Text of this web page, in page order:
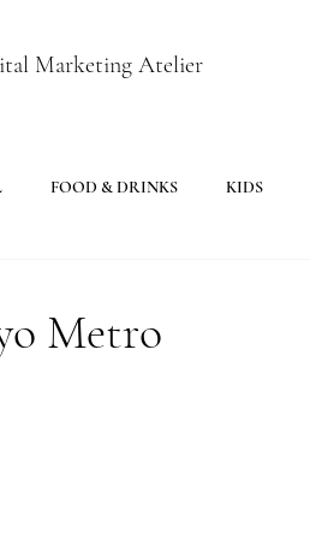
Marketing Atelier
FOOD & DRINKS KIDS
Metro